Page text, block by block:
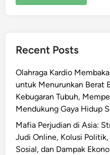
Recent Posts
Olahraga Kardio
untuk Menurunkan Berat
Kebugaran Tubuh,
Mendukung Gaya Hidup
Mafia Perjudian di Asia:
Judi Online, Kolusi
Sosial, dan Dampak